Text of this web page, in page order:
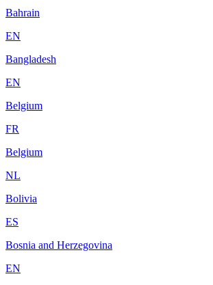
Bahrain
EN
Bangladesh
EN
Belgium
FR
Belgium
NL
Bolivia
ES
Bosnia and Herzegovina
EN